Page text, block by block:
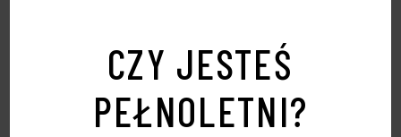
CZY JESTEŚ
PEŁNOLETNI?
65,90 zł